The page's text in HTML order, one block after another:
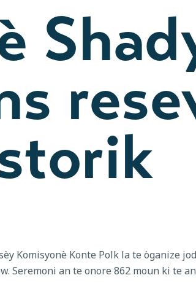
Komisyonè Konte Polk la te òganize
Seremoni an te onore 862 moun ki te